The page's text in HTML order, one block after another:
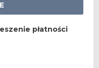
płatności